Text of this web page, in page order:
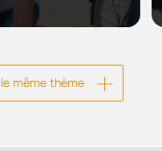
de l’Eurométropole
de Strasbourg a
même thème